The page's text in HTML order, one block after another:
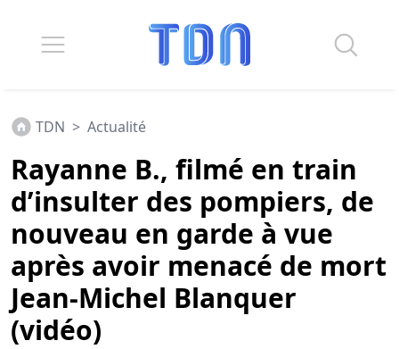
TDN > Actualité
Rayanne B., filmé en train
d’insulter des pompiers, de
nouveau en garde à vue
après avoir menacé de mort
Jean-Michel Blanquer
(vidéo)